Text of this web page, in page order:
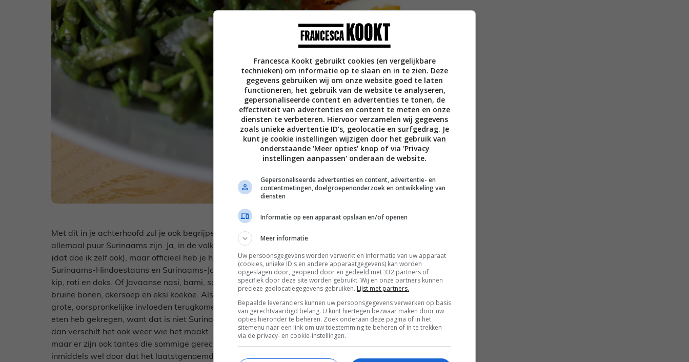
Met dit in je achterhoofd zul je ook begrijpen dat de verschillende gerechten ook niet
allemaal puur Surinaams zijn. Ja, in de volksmond hebben we het wel over Surinaams eten
(dat doe ik zelf ook), maar officieel heb je het onder andere over Surinaams-Creools,
Surinaams-Hindoestaans en Surinaams-Javaans. Denk aan Hindoestaanse dahl, masala
kip, roti en doks. Of Javaanse nasi, bami, saoto en saté. En de Creoolse pom, moksi alesi,
bruine bonen, okersoep en eksi koekoe. Als je ze zo achter elkaar zet dan zie je direct de
grote, oorspronkelijke invloeden terugkomen! En begrijp je ook waarom ik nooit heri heri te
eten heb gekregen, want dat is niet Surinaams-Hindoestaans, maar Surinaams-Creools. En
dan verschilt het ook weer wie het maakt. Want soms maakt mama de lekkerste variant,
maar er zijn ook tantes die sommige gerechten weer veel lekkerder maken. Maar ik heb
inmiddels wel door dat het laatstgenoemde een rode draad is in de gehele Surinaamse
Francesca Kookt gebruikt cookies (en vergelijkbare
technieken) om informatie op te slaan en in te zien. Deze
gegevens gebruiken wij om onze website goed te laten
functioneren, het gebruik van de website te analyseren,
gepersonaliseerde content en advertenties te tonen, de
effectiviteit van advertenties en content te meten en onze
diensten te verbeteren. Hiervoor verzamelen wij gegevens
zoals unieke advertentie ID’s, geolocatie en surfgedrag. Je
kunt je cookie instellingen wijzigen door het gebruik van
onderstaande 'Meer opties' knop of via 'Privacy
instellingen aanpassen' onderaan de website.
Gepersonaliseerde advertenties en content, advertentie- en
contentmetingen, doelgroepenonderzoek en ontwikkeling van
diensten
Informatie op een apparaat opslaan en/of openen
Meer informatie
Uw persoonsgegevens worden verwerkt en informatie van uw apparaat
(cookies, unieke ID's en andere apparaatgegevens) kan worden
opgeslagen door, geopend door en gedeeld met 332 partners of
specifiek door deze site worden gebruikt. Wij en onze partners kunnen
precieze geolocatiegegevens gebruiken. Lijst met partners.
Bepaalde leveranciers kunnen uw persoonsgegevens verwerken op basis
van gerechtvaardigd belang. U kunt hiertegen bezwaar maken door uw
opties hieronder te beheren. Zoek onderaan deze pagina of in het
sitemenu naar een link om uw toestemming te beheren of in te trekken
via de privacy- en cookie-instellingen.